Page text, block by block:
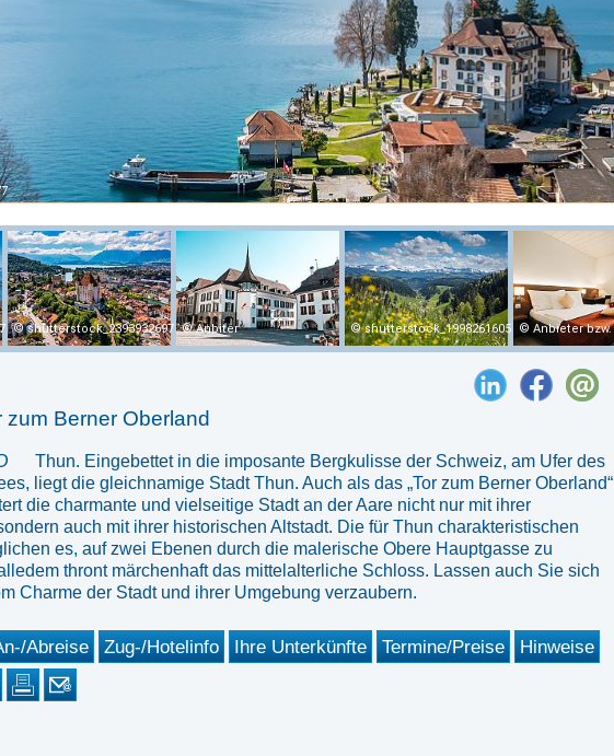
shutterstock_2393932697 Anbiter shutterstock_1998261605 Anbieter
zum Berner Oberland
Thun. Eingebettet in die imposante Bergkulisse der Schweiz, am Ufer des
liegt die gleichnamige Stadt Thun. Auch als das „Tor zum Berner Oberland“
die charmante und vielseitige Stadt an der Aare nicht nur mit ihrer
auch mit ihrer historischen Altstadt. Die für Thun charakteristischen
es, auf zwei Ebenen durch die malerische Obere Hauptgasse zu
thront märchenhaft das mittelalterliche Schloss. Lassen auch Sie sich
Charme der Stadt und ihrer Umgebung verzaubern.
Abreise Zug-/Hotelinfo Ihre Unterkünfte Termine/Preise
Hinweise